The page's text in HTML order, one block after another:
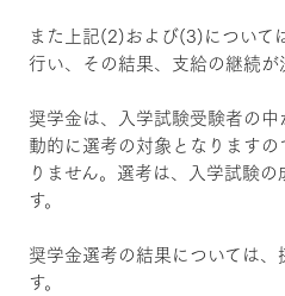
また上記(2)および(3)について
行い、その結果、支給の継続が
奨学金は、入学試験受験者の
動的に選考の対象となります
りません。選考は、入学試験
す。
奨学金選考の結果については
す。